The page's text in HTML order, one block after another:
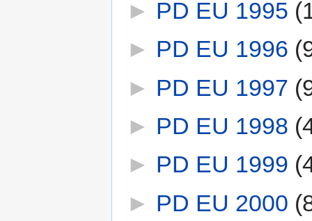
► PD EU 1995
► PD EU 1996
► PD EU 1997
► PD EU 1998
► PD EU 1999
► PD EU 2000